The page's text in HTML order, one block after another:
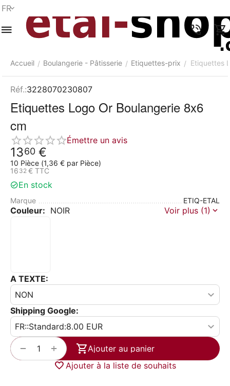
FR
Accueil / Boulangerie - Pâtisserie / Etiquettes-prix / Etiquettes
Réf.:3228070230807
Etiquettes Logo Or Boulangerie 8x6
cm
Émettre un avis
1360 €
10 Pièce (1,36 € par Pièce)
16 32 € TTC
En stock
Marque ETIQ-ETAL
Couleur: NOIR Voir plus (1)
A TEXTE:
Shipping Google:
+
−
Ajouter au panier
Ajouter à la liste de souhaits
Menu Recherche
rapide
Panier Liste de
souhaits
Comparer Compte